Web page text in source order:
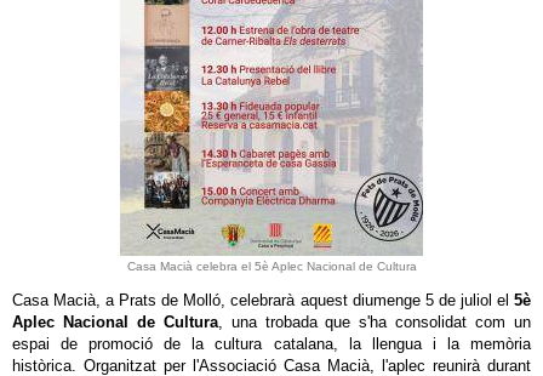
Casa Macià celebra el 5è Aplec Nacional de Cultura
Casa Macià, a Prats de Molló, celebrarà aquest diumenge 5 de juliol el 5è
Aplec Nacional de Cultura, una trobada que s'ha consolidat com un
espai de promoció de la cultura catalana, la llengua i la memòria
històrica. Organitzat per l'Associació Casa Macià, l'aplec reunirà durant